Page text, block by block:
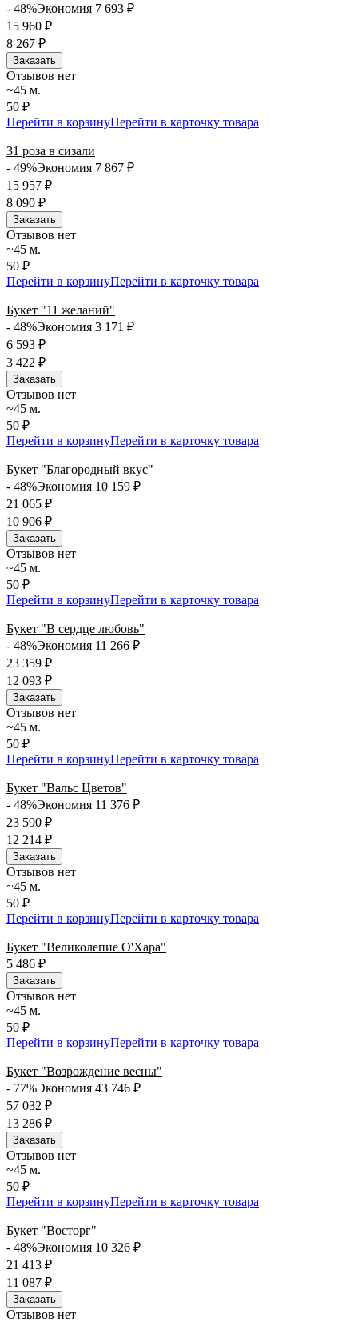
- 48%Экономия 7 693 ₽
15 960 ₽
8 267 ₽
Заказать
Отзывов нет
~45 м.
50 ₽
Перейти в корзинуПерейти в карточку товара
31 роза в сизали
- 49%Экономия 7 867 ₽
15 957 ₽
8 090 ₽
Заказать
Отзывов нет
~45 м.
50 ₽
Перейти в корзинуПерейти в карточку товара
Букет "11 желаний"
- 48%Экономия 3 171 ₽
6 593 ₽
3 422 ₽
Заказать
Отзывов нет
~45 м.
50 ₽
Перейти в корзинуПерейти в карточку товара
Букет "Благородный вкус"
- 48%Экономия 10 159 ₽
21 065 ₽
10 906 ₽
Заказать
Отзывов нет
~45 м.
50 ₽
Перейти в корзинуПерейти в карточку товара
Букет "В сердце любовь"
- 48%Экономия 11 266 ₽
23 359 ₽
12 093 ₽
Заказать
Отзывов нет
~45 м.
50 ₽
Перейти в корзинуПерейти в карточку товара
Букет "Вальс Цветов"
- 48%Экономия 11 376 ₽
23 590 ₽
12 214 ₽
Заказать
Отзывов нет
~45 м.
50 ₽
Перейти в корзинуПерейти в карточку товара
Букет "Великолепие О'Хара"
5 486 ₽
Заказать
Отзывов нет
~45 м.
50 ₽
Перейти в корзинуПерейти в карточку товара
Букет "Возрождение весны"
- 77%Экономия 43 746 ₽
57 032 ₽
13 286 ₽
Заказать
Отзывов нет
~45 м.
50 ₽
Перейти в корзинуПерейти в карточку товара
Букет "Восторг"
- 48%Экономия 10 326 ₽
21 413 ₽
11 087 ₽
Заказать
Отзывов нет